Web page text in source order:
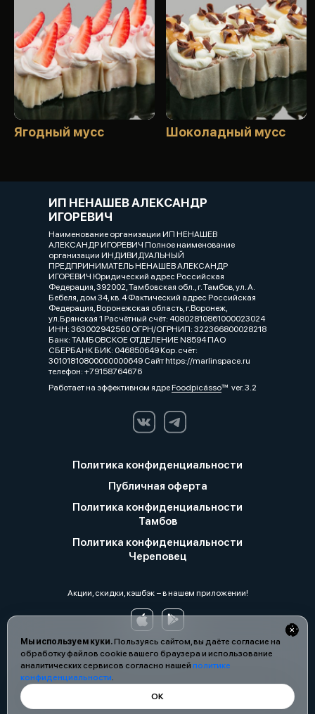
Мы используем куки.Пользуясь сайтом, вы даёте согласие на
обработку файлов cookie вашего браузера и использование
аналитических сервисов согласно нашей политике
конфиденциальности.
ОК
Ягодный мусс Шоколадный мусс
ИП НЕНАШЕВ АЛЕКСАНДР
ИГОРЕВИЧ
Наименование организации ИП НЕНАШЕВ
АЛЕКСАНДР ИГОРЕВИЧ Полное наименование
организации ИНДИВИДУАЛЬНЫЙ
ПРЕДПРИНИМАТЕЛЬ НЕНАШЕВ АЛЕКСАНДР
ИГОРЕВИЧ Юридический адрес Российская
Федерация, 392002, Тамбовская обл., г. Тамбов, ул. А.
Бебеля, дом 34, кв. 4 Фактический адрес Российская
Федерация, Воронежская область, г.Воронеж,
ул.Брянская 1 Расчётный счёт: 40802810861000023024
ИНН: 363002942560 ОГРН/ОГРНИП: 322366800028218
Банк: ТАМБОВСКОЕ ОТДЕЛЕНИЕ N8594 ПАО
СБЕРБАНК БИК: 046850649 Кор. счёт:
30101810800000000649 Сайт https://marlinspace.ru
телефон: +79158764676
Работает на эффективном ядреFoodpicássover. 3.2
Политика конфиденциальности
Публичная оферта
Политика конфиденциальности
Тамбов
Политика конфиденциальности
Череповец
Акции, скидки, кэшбэк − в нашем приложении!